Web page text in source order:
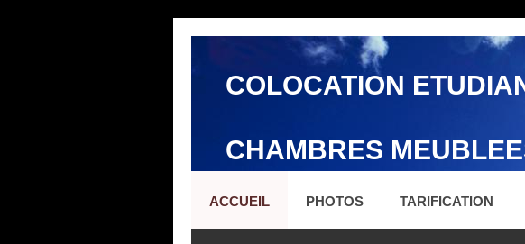
COLOCATION
CHAMBRES
ACCUEIL PHOTOS TARIFICATION